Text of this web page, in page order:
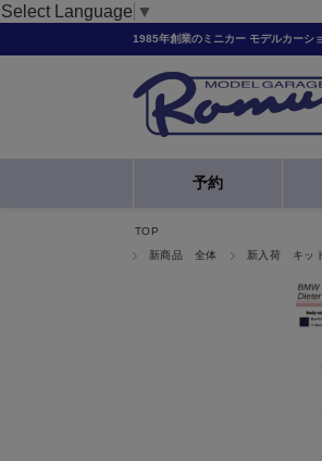
Select Language ▼
1985年創業のミニカー モデルカーシ
予約
TOP
新商品 全体
新入荷 キッ